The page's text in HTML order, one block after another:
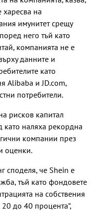
харесва на
имунитет срещу
него тъй като
компанията не е
данните и
като
Alibaba и JD.com,
потребители.
рисков капитал
като наляха рекордна
компании през
оценки.
споделя, че Shein е
тъй като фондовете
на собствения
до 40 процента“,